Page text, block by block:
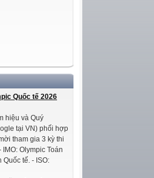
Quốc tế 2026
hiệu và Quý
tại VN) phối hợp
tham gia 3 kỳ thi
Olympic Toán
Quốc tế. - ISO: